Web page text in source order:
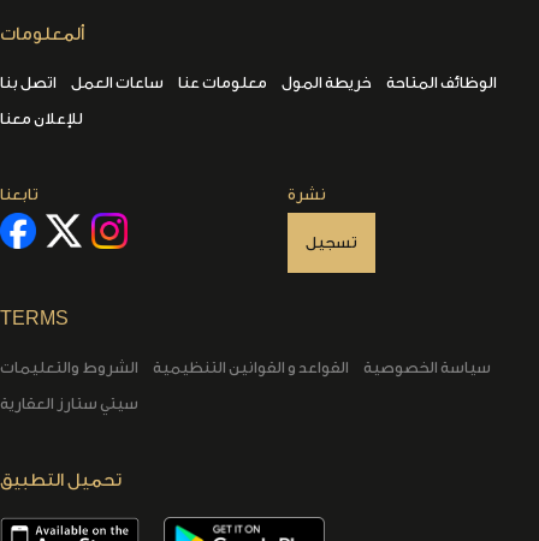
ألمعلومات
اتصل بنا ساعات العمل معلومات عنا خريطة المول
الوظائف المتاحة
للإعلان معنا
تابعنا نشرة
تسجيل
TERMS
الشروط والتعليمات القواعد و القوانين التنظيمية
سياسة الخصوصية
سيتي ستارز العقارية
تحميل التطبيق